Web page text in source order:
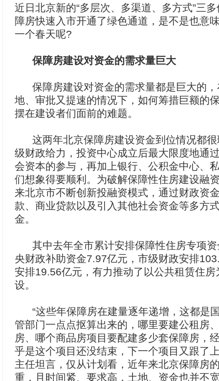
近日北京新的“多层次、多渠道、多方式”三
障房快速入市开通了绿色通道，是不是也意
一个春天呢?
保障房建设对资金的需求量巨大
保障房建设对资金的需求量都是巨大的，
地、审批又提速的情况下，如何筹措巨额的
摆在建设者们面前的难题。
这两年北京保障房建设资金到位情况都很
级财政给力，投资中心成立后最大限度地通
会资本的参与，再加上银行、公积金中心、
们想象得要顺利。为破解保障性住房建设融
来北京市不断创新投融资模式，通过财政资
款、商业贷款以及引入其他社会资金等多方
金。
其中去年全市累计安排保障性住房专项资
央财政补助资金7.97亿元，市级财政安排
安排19.56亿元，有力推动了以公共租赁住
设。
“这些年保障房在建量逐年递增，这都是
管部门一点点抠算出来的，哪里要建公租房
房、哪个商品房项目要配建多少套保障房，
乎是这个项目还没结束，下一个项目又跟了
主任坦言，仅从计划看，近年来北京保障房
重，且时间紧、要求高，土地、资金也并不